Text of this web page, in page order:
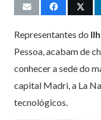
Representantes do
Pessoa, acabam de
conhecer a sede do
capital Madri, a La
tecnológicos.